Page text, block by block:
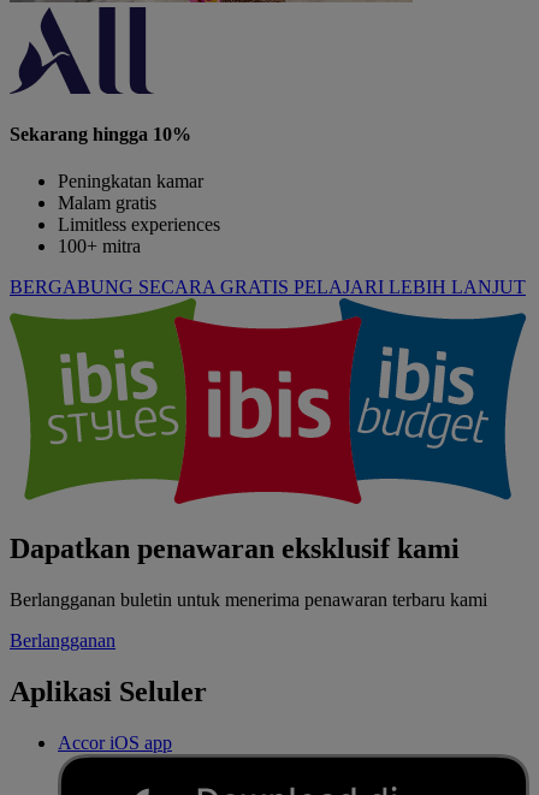
Sekarang hingga 10%
Peningkatan kamar
Malam gratis
Limitless experiences
100+ mitra
BERGABUNG SECARA GRATIS PELAJARI LEBIH LANJUT
Dapatkan penawaran eksklusif kami
Berlangganan buletin untuk menerima penawaran terbaru kami
Berlangganan
Aplikasi Seluler
Accor iOS app